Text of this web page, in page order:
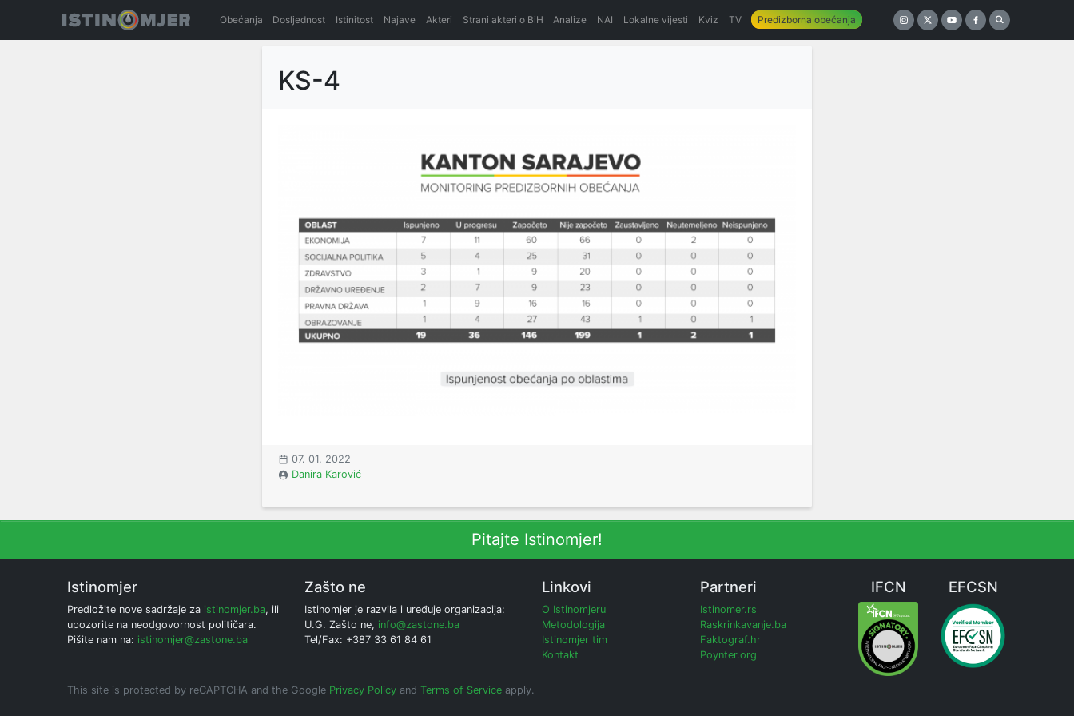
Obećanja Dosljednost Istinitost Najave Akteri Strani akteri o BiH Analize NAI Lokalne vijesti Kviz TV Predizborna obećanja
KS-4
07. 01. 2022
Danira Karović
Pitajte Istinomjer!
Istinomjer
Predložite nove sadržaje za istinomjer.ba, ili
upozorite na neodgovornost političara.
Pišite nam na: istinomjer@zastone.ba
Zašto ne
Istinomjer je razvila i uređuje organizacija:
U.G. Zašto ne, info@zastone.ba
Tel/Fax: +387 33 61 84 61
Linkovi
O Istinomjeru
Metodologija
Istinomjer tim
Kontakt
Partneri
Istinomer.rs
Raskrinkavanje.ba
Faktograf.hr
Poynter.org
IFCN EFCSN
This site is protected by reCAPTCHA and the Google Privacy Policy and Terms of Service apply.